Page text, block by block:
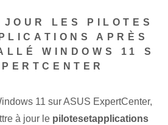
LES PILOTES
APRÈS
WINDOWS 11 S
11 sur ASUS ExpertCenter,
à jour le pilotes⁢et‌applications